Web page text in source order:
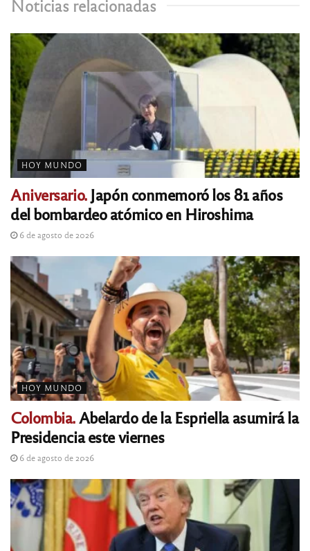
Noticias relacionadas
HOY MUNDO
Aniversario.Japón conmemoró los 81 años
del bombardeo atómico en Hiroshima
6 de agosto de 2026
HOY MUNDO
Colombia.Abelardo de la Espriella asumirá la
Presidencia este viernes
6 de agosto de 2026